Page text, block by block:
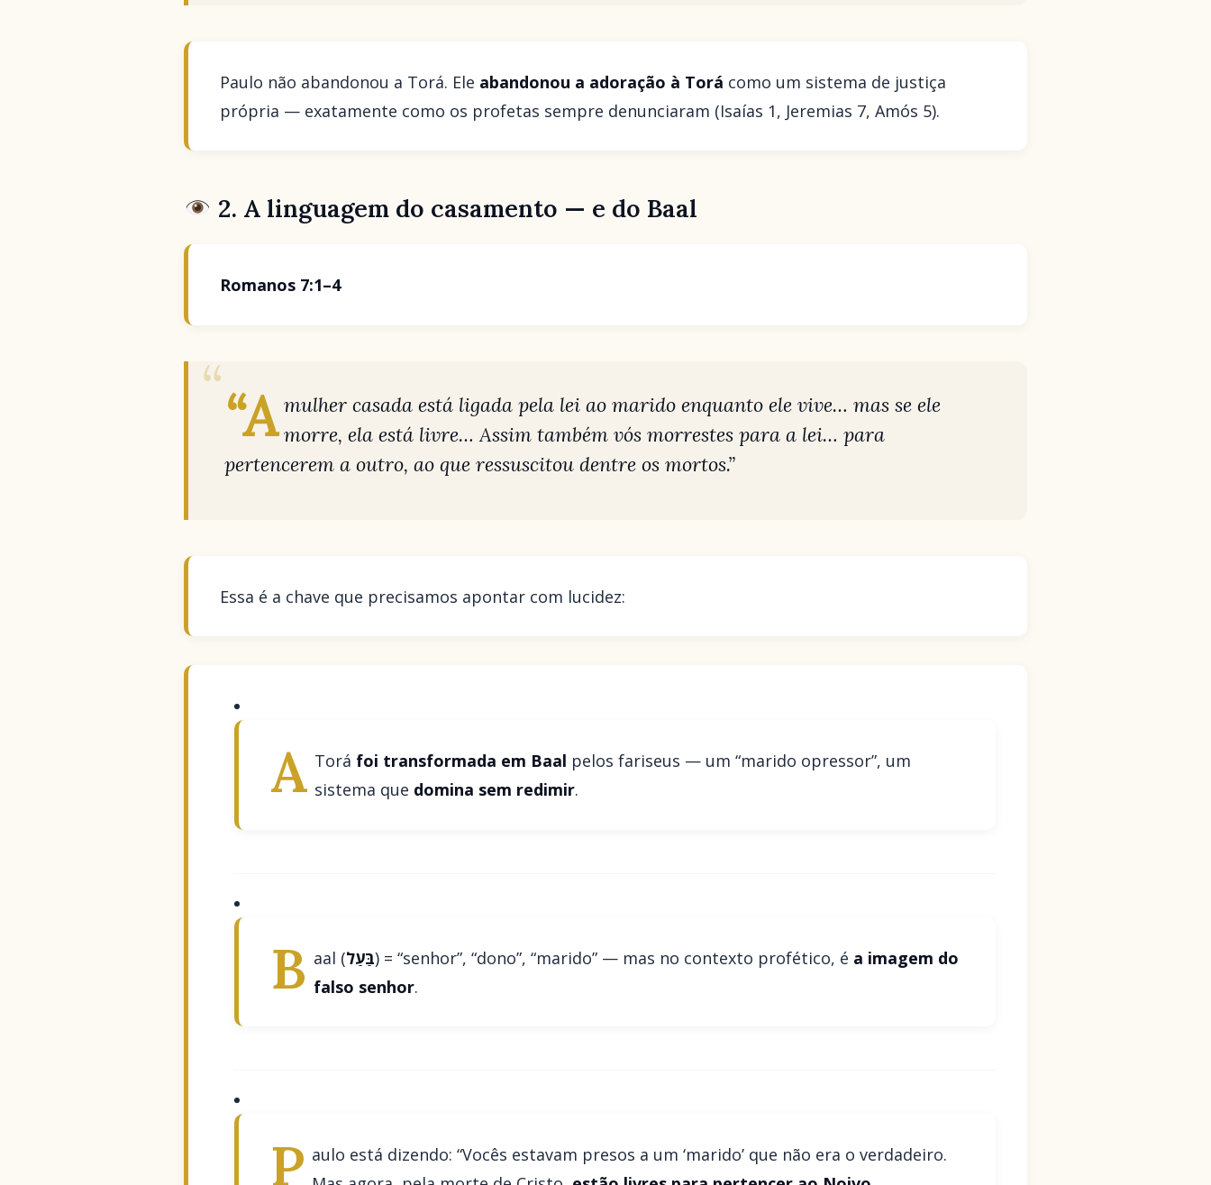
Paulo não abandonou a Torá. Ele abandonou a adoração à Torá como um sistema de justiça
própria — exatamente como os profetas sempre denunciaram (Isaías 1, Jeremias 7, Amós 5).
2. A linguagem do casamento — e do Baal
Romanos 7:1–4
“A mulher casada está ligada pela lei ao marido enquanto ele vive… mas se ele
morre, ela está livre… Assim também vós morrestes para a lei… para
pertencerem a outro, ao que ressuscitou dentre os mortos.”
Essa é a chave que precisamos apontar com lucidez:
A Torá foi transformada em Baal pelos fariseus — um “marido opressor”, um
sistema que domina sem redimir.
B aal (בַּעַל) = “senhor”, “dono”, “marido” — mas no contexto profético, é a imagem do
falso senhor.
P aulo está dizendo: “Vocês estavam presos a um ‘marido’ que não era o verdadeiro.